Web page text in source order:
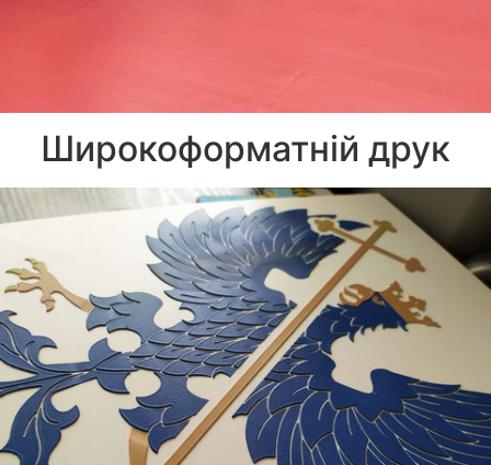
Широкоформатній друк